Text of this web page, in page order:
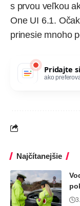
s prvou veľkou
One UI 6.1.
prinesie mnoho
Pridajte
ako
Najčítanejšie